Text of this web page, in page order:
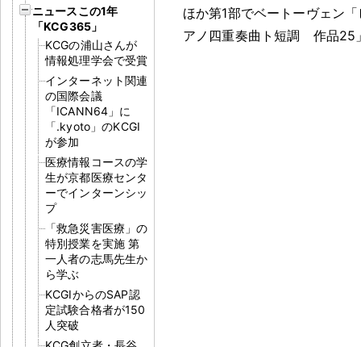
ニュースこの1年
「KCG365」
KCGの浦山さんが
情報処理学会で受賞
インターネット関連
の国際会議
「ICANN64」に
「.kyoto」のKCGI
が参加
医療情報コースの学
生が京都医療センタ
ーでインターンシッ
プ
「救急災害医療」の
特別授業を実施 第
一人者の志馬先生か
ら学ぶ
KCGIからのSAP認
定試験合格者が150
人突破
ほか第1部でベートーヴェン
アノ四重奏曲ト短調 作品25